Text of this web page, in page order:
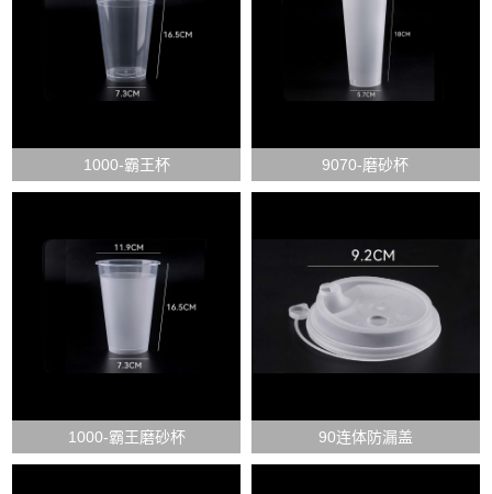
1000-霸王杯 9070-磨砂杯
1000-霸王磨砂杯 90连体防漏盖